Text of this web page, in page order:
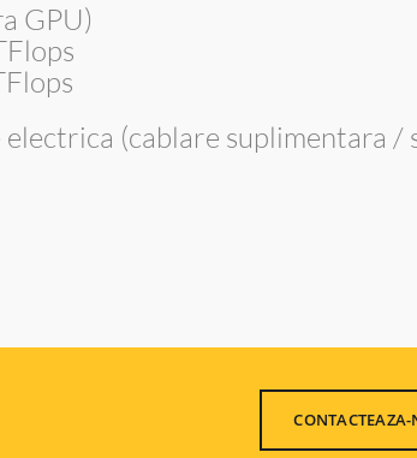
GPU)
(cablare suplimentara /
CONTACTEAZA-